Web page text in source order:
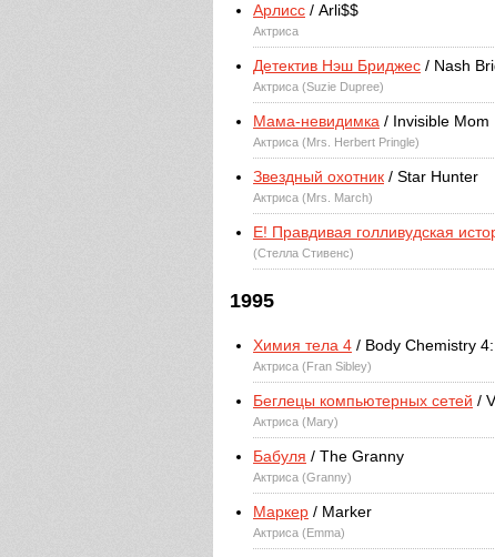
Арлисс / Arli$$
Актриса
Детектив Нэш Бриджес / Nash
Актриса (Suzie Dupree)
Мама-невидимка / Invisible Mom
Актриса (Mrs. Herbert Pringle)
Звездный охотник / Star Hunter
Актриса (Mrs. March)
E! Правдивая голливудская
(Стелла Стивенс)
1995
Химия тела 4 / Body Chemistry
Актриса (Fran Sibley)
Беглецы компьютерных сетей /
Актриса (Mary)
Бабуля / The Granny
Актриса (Granny)
Маркер / Marker
Актриса (Emma)